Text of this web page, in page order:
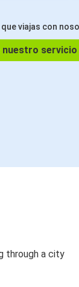
que viajas con
nuestro servicio